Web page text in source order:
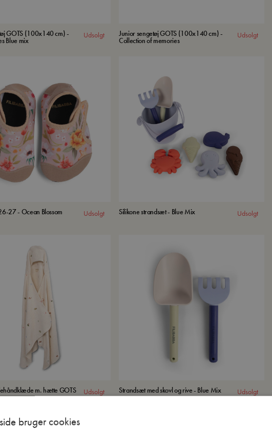
GOTS (100x140 cm) -
Blue mix
Udsolgt Junior sengetøj GOTS (100x140 cm) -
Collection of memories
Udsolgt
27 - Ocean Blossom Udsolgt Silikone strandsæt - Blue Mix Udsolgt
m. hætte GOTS Udsolgt Strandsæt med skovl og rive - Blue Mix Udsolgt
bruger cookies